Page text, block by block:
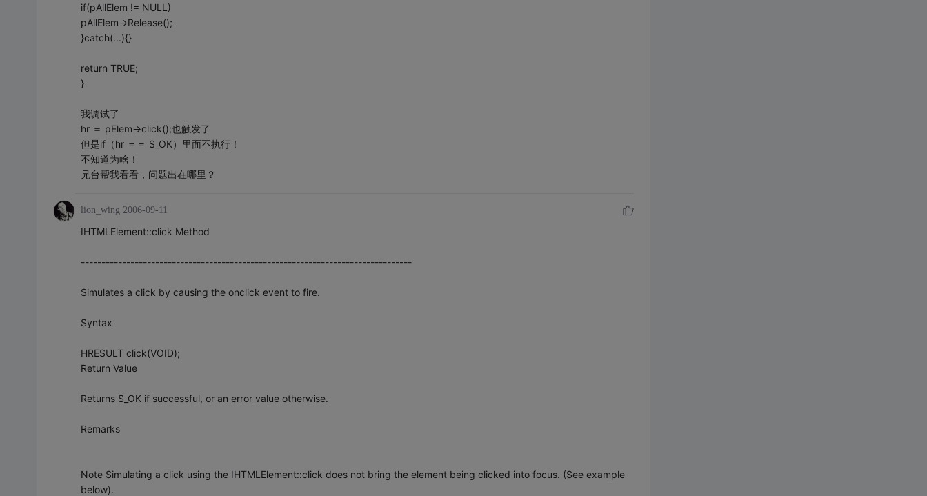
if(pAllElem != NULL)
pAllElem->Release();
}catch(...){}
return TRUE;
}
我调试了
hr ＝ pElem->click();也触发了
但是if（hr ＝＝ S_OK）里面不执行！
不知道为啥！
兄台帮我看看，问题出在哪里？
lion_wing 2006-09-11
IHTMLElement::click Method
--------------------------------------------------------------------------------
Simulates a click by causing the onclick event to fire.
Syntax
HRESULT click(VOID);
Return Value
Returns S_OK if successful, or an error value otherwise.
Remarks
Note Simulating a click using the IHTMLElement::click does not bring the element being clicked into focus. (See example
below).